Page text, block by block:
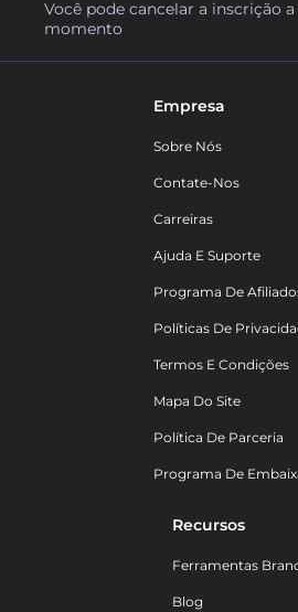
Você pode cancelar a inscrição
momento
Empresa
Sobre Nós
Contate-Nos
Carreiras
Ajuda E Suporte
Programa De
Políticas De
Termos E Condições
Mapa Do Site
Política De Parceria
Programa De
Recursos
Ferramentas
Blog